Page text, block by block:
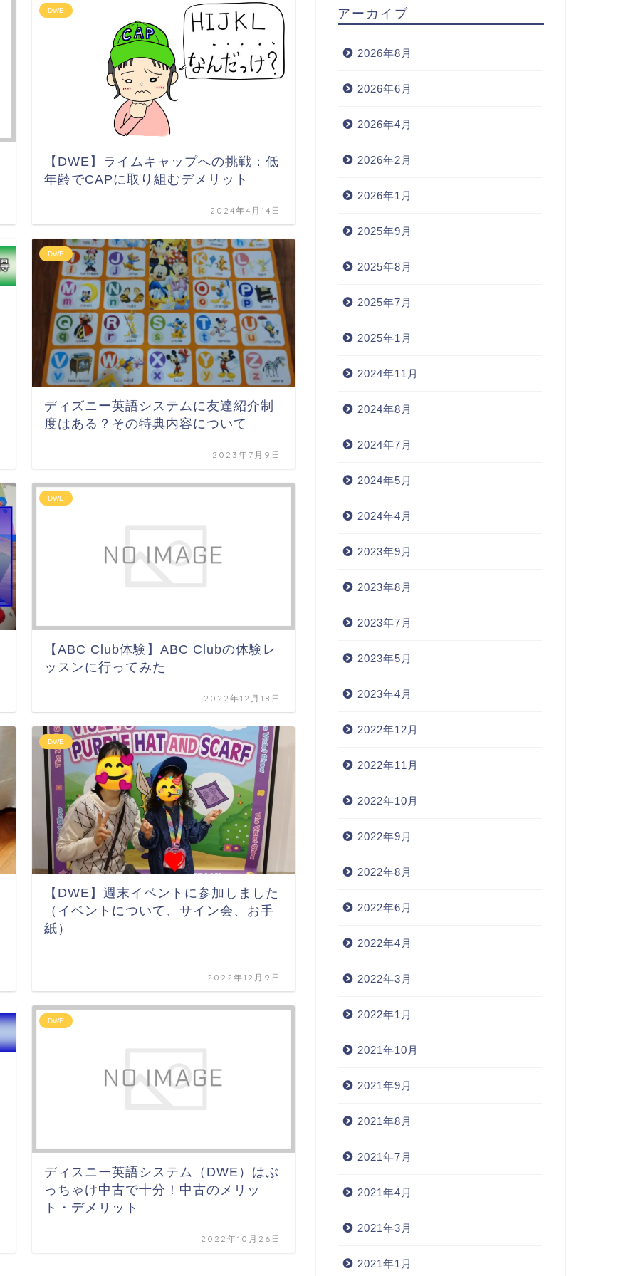
DWE
【DWE】ライムキャップへの挑戦：低
年齢でCAPに取り組むデメリット
2024年4月14日
DWE
ディズニー英語システムに友達紹介制
度はある？その特典内容について
2023年7月9日
DWE
【ABC Club体験】ABC Clubの体験レ
ッスンに行ってみた
2022年12月18日
DWE
【DWE】週末イベントに参加しました
（イベントについて、サイン会、お手
紙）
2022年12月9日
DWE
ディスニー英語システム（DWE）はぶ
っちゃけ中古で十分！中古のメリッ
ト・デメリット
2022年10月26日
アーカイブ
2026年8月
2026年6月
2026年4月
2026年2月
2026年1月
2025年9月
2025年8月
2025年7月
2025年1月
2024年11月
2024年8月
2024年7月
2024年5月
2024年4月
2023年9月
2023年8月
2023年7月
2023年5月
2023年4月
2022年12月
2022年11月
2022年10月
2022年9月
2022年8月
2022年6月
2022年4月
2022年3月
2022年1月
2021年10月
2021年9月
2021年8月
2021年7月
2021年4月
2021年3月
2021年1月